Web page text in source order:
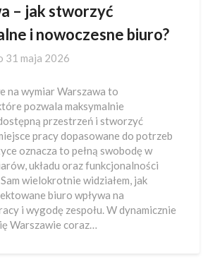
– jak stworzyć
i nowoczesne biuro?
31 maja 2026
na wymiar Warszawa to
pozwala maksymalnie
przestrzeń i stworzyć
pracy dopasowane do potrzeb
oznacza to pełną swobodę w
układu oraz funkcjonalności
wielokrotnie widziałem, jak
biuro wpływa na
i wygodę zespołu. W dynamicznie
Warszawie coraz…